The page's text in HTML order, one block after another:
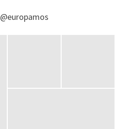
@europamos